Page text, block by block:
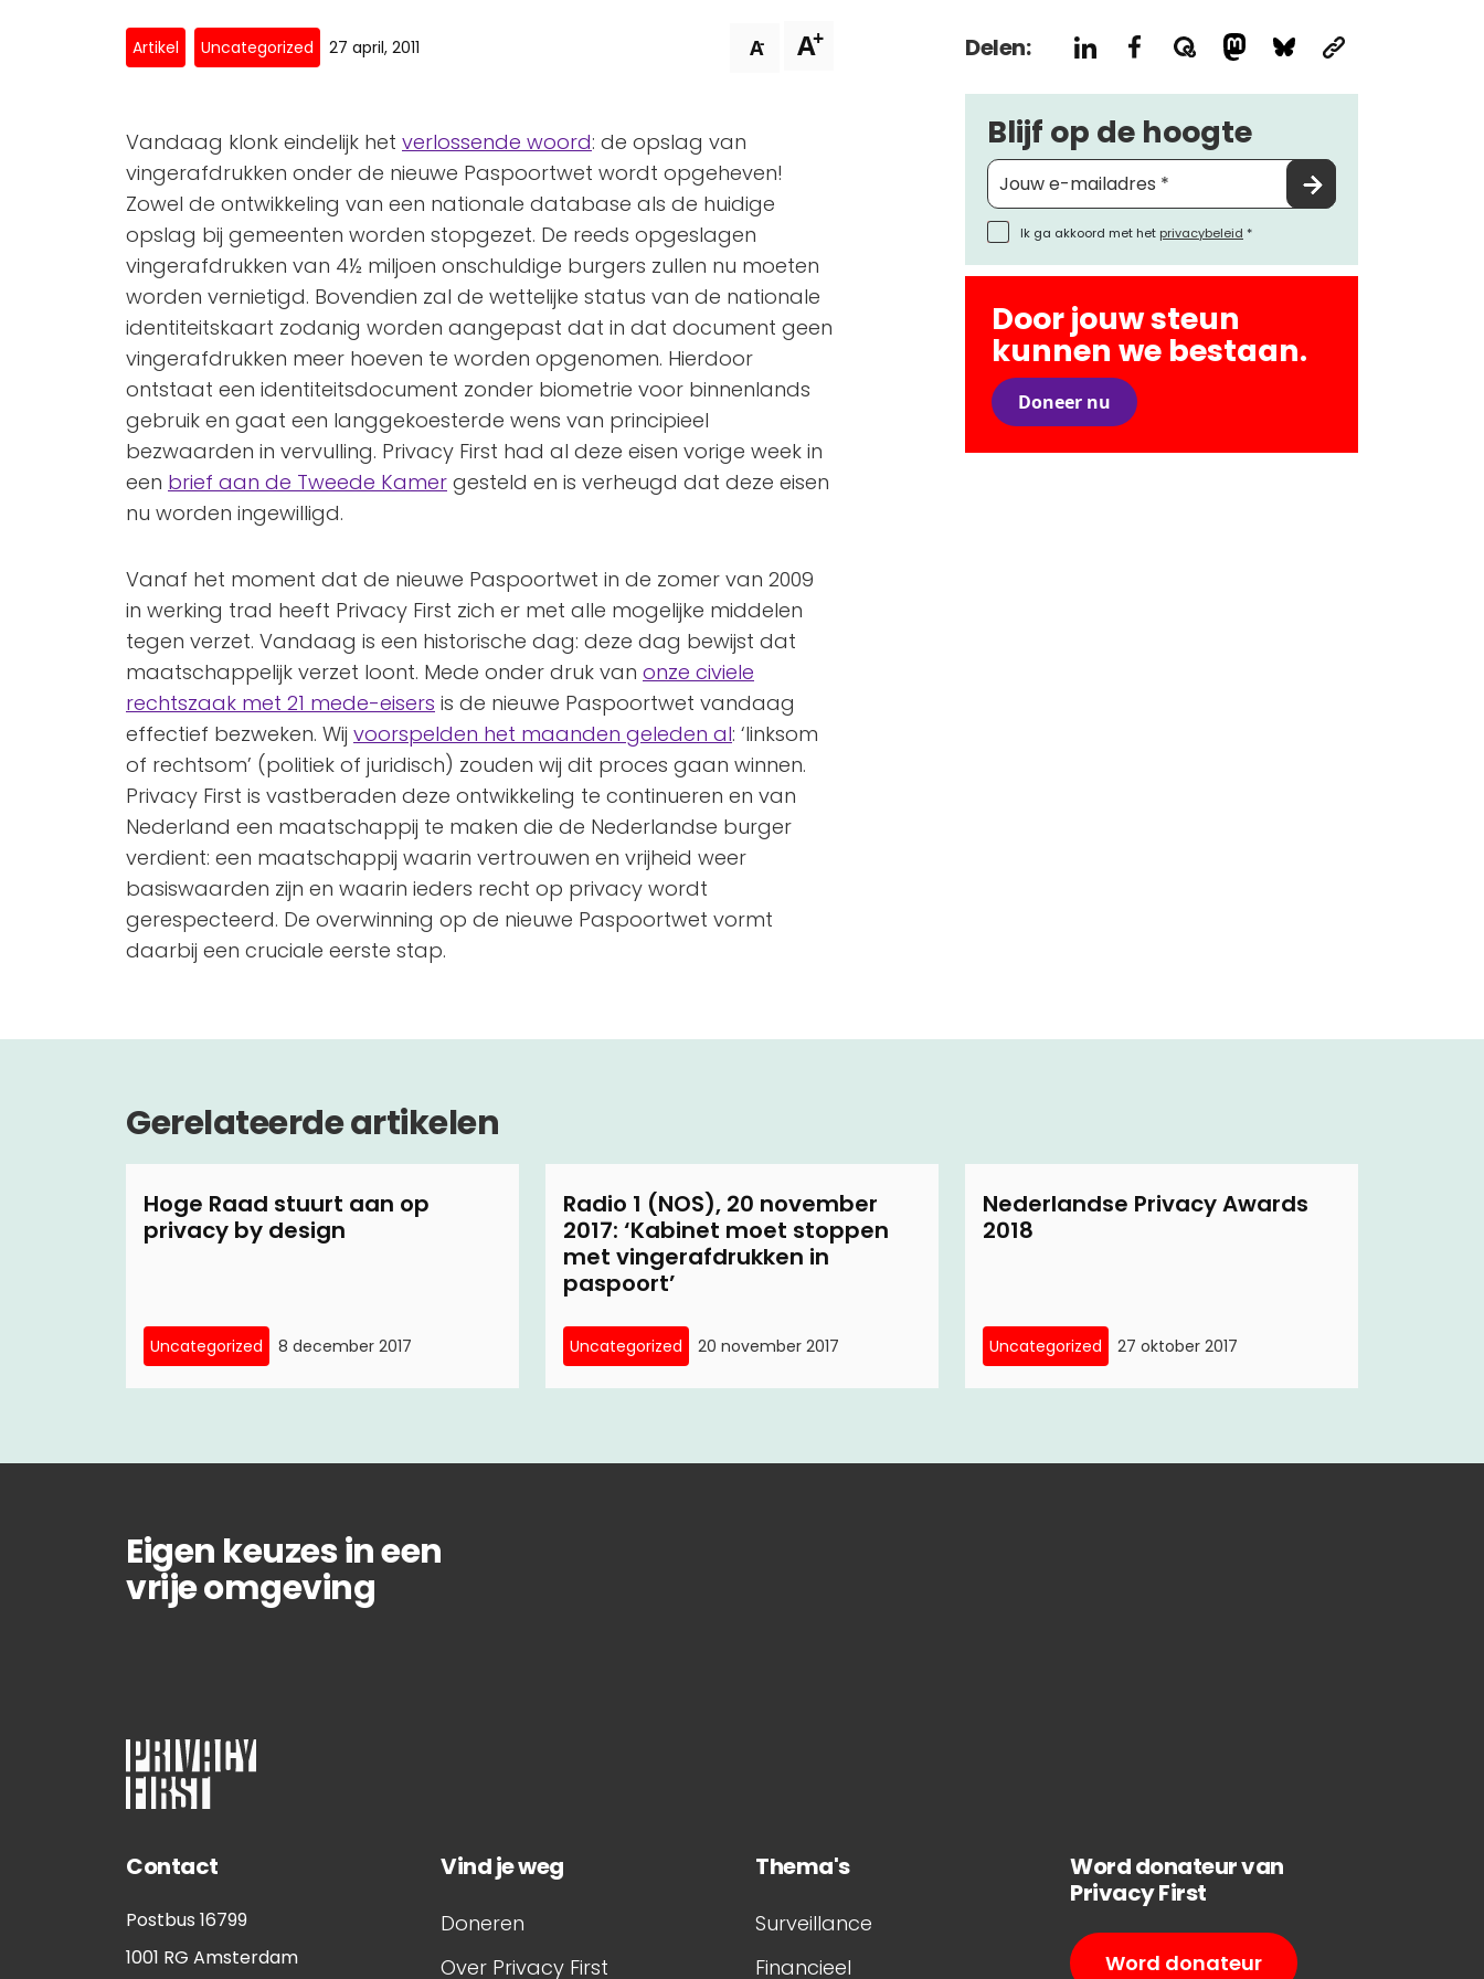
Artikel Uncategorized 27 april, 2011 A- A+
Vandaag klonk eindelijk het verlossende woord: de opslag van
vingerafdrukken onder de nieuwe Paspoortwet wordt opgeheven!
Zowel de ontwikkeling van een nationale database als de huidige
opslag bij gemeenten worden stopgezet. De reeds opgeslagen
vingerafdrukken van 4½ miljoen onschuldige burgers zullen nu moeten
worden vernietigd. Bovendien zal de wettelijke status van de nationale
identiteitskaart zodanig worden aangepast dat in dat document geen
vingerafdrukken meer hoeven te worden opgenomen. Hierdoor
ontstaat een identiteitsdocument zonder biometrie voor binnenlands
gebruik en gaat een langgekoesterde wens van principieel
bezwaarden in vervulling. Privacy First had al deze eisen vorige week in
een brief aan de Tweede Kamer gesteld en is verheugd dat deze eisen
nu worden ingewilligd.
Vanaf het moment dat de nieuwe Paspoortwet in de zomer van 2009
in werking trad heeft Privacy First zich er met alle mogelijke middelen
tegen verzet. Vandaag is een historische dag: deze dag bewijst dat
maatschappelijk verzet loont. Mede onder druk van onze civiele
rechtszaak met 21 mede-eisers is de nieuwe Paspoortwet vandaag
effectief bezweken. Wij voorspelden het maanden geleden al: ‘linksom
of rechtsom’ (politiek of juridisch) zouden wij dit proces gaan winnen.
Privacy First is vastberaden deze ontwikkeling te continueren en van
Nederland een maatschappij te maken die de Nederlandse burger
verdient: een maatschappij waarin vertrouwen en vrijheid weer
basiswaarden zijn en waarin ieders recht op privacy wordt
gerespecteerd. De overwinning op de nieuwe Paspoortwet vormt
daarbij een cruciale eerste stap.
Delen:
Blijf op de hoogte
Ik ga akkoord met het privacybeleid *
Door jouw steun
kunnen we bestaan.
Doneer nu
Gerelateerde artikelen
Hoge Raad stuurt aan op
privacy by design
Uncategorized 8 december 2017
Radio 1 (NOS), 20 november
2017: ‘Kabinet moet stoppen
met vingerafdrukken in
paspoort’
Uncategorized 20 november 2017
Nederlandse Privacy Awards
2018
Uncategorized 27 oktober 2017
Eigen keuzes in een
vrije omgeving
Contact
Postbus 16799
1001 RG Amsterdam
Vind je weg
Doneren
Over Privacy First
Thema's
Surveillance
Financieel
Word donateur van
Privacy First
Word donateur